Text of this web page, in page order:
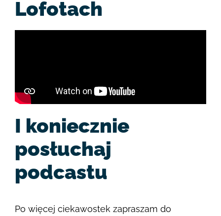
Lofotach
I koniecznie
posłuchaj
podcastu
Po więcej ciekawostek zapraszam do